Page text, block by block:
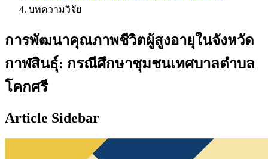
บทความวิจัย
การพัฒนาคุณภาพชีวิตผู้สูงอายุในจังหวัด
กาฬสินธุ์: กรณีศึกษาชุมชนเทศบาลตำบล
โคกศรี
Article Sidebar